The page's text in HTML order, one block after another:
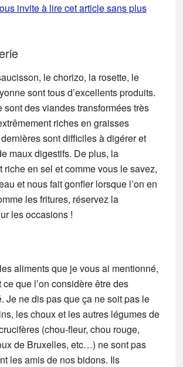
invite à lire cet article sans plus
le chorizo, la rosette, le
sont tous d’excellents produits.
sont des viandes transformées très
riches en graisses
sont difficiles à digérer et
maux digestifs. De plus, la
riche en sel et comme vous le savez,
et nous fait gonfler lorsque l’on en
les fritures, réservez la
les occasions !
aliments que je vous ai mentionné,
que l’on considère être des
Je ne dis pas que ça ne soit pas le
les choux et les autres légumes de
(chou-fleur, chou rouge,
de Bruxelles, etc…) ne sont pas
les amis de nos bidons. Ils